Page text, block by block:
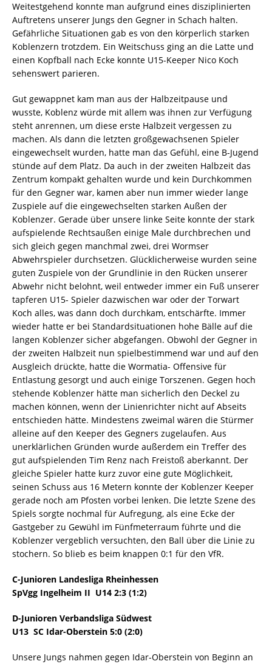
Weitestgehend konnte man aufgrund eines disziplinierten
Auftretens unserer Jungs den Gegner in Schach halten.
Gefährliche Situationen gab es von den körperlich starken
Koblenzern trotzdem. Ein Weitschuss ging an die Latte und
einen Kopfball nach Ecke konnte U15-Keeper Nico Koch
sehenswert parieren.
Gut gewappnet kam man aus der Halbzeitpause und
wusste, Koblenz würde mit allem was ihnen zur Verfügung
steht anrennen, um diese erste Halbzeit vergessen zu
machen. Als dann die letzten großgewachsenen Spieler
eingewechselt wurden, hatte man das Gefühl, eine B-Jugend
stünde auf dem Platz. Da auch in der zweiten Halbzeit das
Zentrum kompakt gehalten wurde und kein Durchkommen
für den Gegner war, kamen aber nun immer wieder lange
Zuspiele auf die eingewechselten starken Außen der
Koblenzer. Gerade über unsere linke Seite konnte der stark
aufspielende Rechtsaußen einige Male durchbrechen und
sich gleich gegen manchmal zwei, drei Wormser
Abwehrspieler durchsetzen. Glücklicherweise wurden seine
guten Zuspiele von der Grundlinie in den Rücken unserer
Abwehr nicht belohnt, weil entweder immer ein Fuß unserer
tapferen U15- Spieler dazwischen war oder der Torwart
Koch alles, was dann doch durchkam, entschärfte. Immer
wieder hatte er bei Standardsituationen hohe Bälle auf die
langen Koblenzer sicher abgefangen. Obwohl der Gegner in
der zweiten Halbzeit nun spielbestimmend war und auf den
Ausgleich drückte, hatte die Wormatia- Offensive für
Entlastung gesorgt und auch einige Torszenen. Gegen hoch
stehende Koblenzer hätte man sicherlich den Deckel zu
machen können, wenn der Linienrichter nicht auf Abseits
entschieden hätte. Mindestens zweimal wären die Stürmer
alleine auf den Keeper des Gegners zugelaufen. Aus
unerklärlichen Gründen wurde außerdem ein Treffer des
gut aufspielenden Tim Renz nach Freistoß aberkannt. Der
gleiche Spieler hatte kurz zuvor eine gute Möglichkeit,
seinen Schuss aus 16 Metern konnte der Koblenzer Keeper
gerade noch am Pfosten vorbei lenken. Die letzte Szene des
Spiels sorgte nochmal für Aufregung, als eine Ecke der
Gastgeber zu Gewühl im Fünfmeterraum führte und die
Koblenzer vergeblich versuchten, den Ball über die Linie zu
stochern. So blieb es beim knappen 0:1 für den VfR.
C-Junioren Landesliga Rheinhessen
SpVgg Ingelheim II  U14 2:3 (1:2)
D-Junioren Verbandsliga Südwest
U13  SC Idar-Oberstein 5:0 (2:0)
Unsere Jungs nahmen gegen Idar-Oberstein von Beginn an